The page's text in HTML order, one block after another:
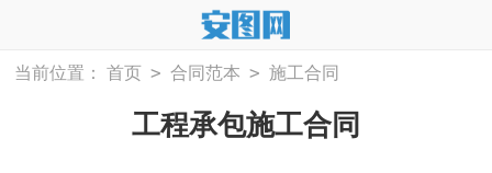
当前位置： 首页 > 合同范本 > 施工合同
工程承包施工合同